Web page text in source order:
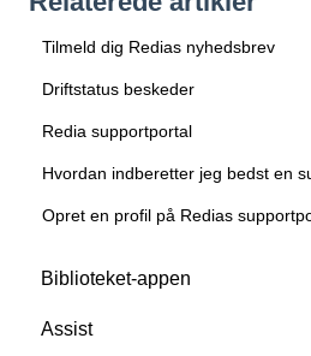
Tilmeld dig Redias nyhedsbrev
Driftstatus beskeder
Redia supportportal
Hvordan indberetter jeg bedst en
Opret en profil på Redias
Biblioteket-appen
Forstå Biblioteket-appen
Assist